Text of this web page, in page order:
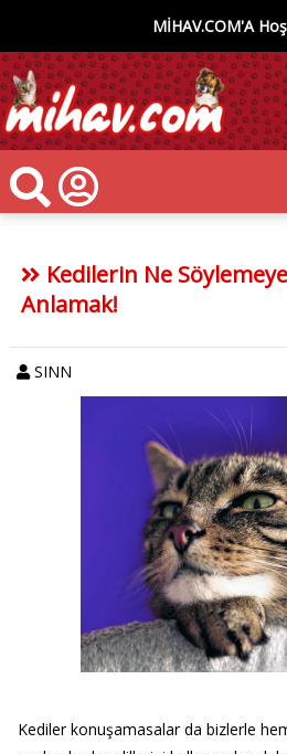
MİHAV.COM'A
Kedilerin Ne Söylemeye
Anlamak!
SINN
Kediler konuşamasalar da bizlerle